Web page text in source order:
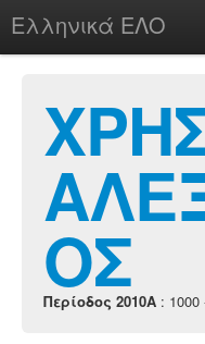
Ελληνικά ΕΛΟ
chesstu.be @ discord
LoginΟΣ
Περίοδος 2010A : 1000